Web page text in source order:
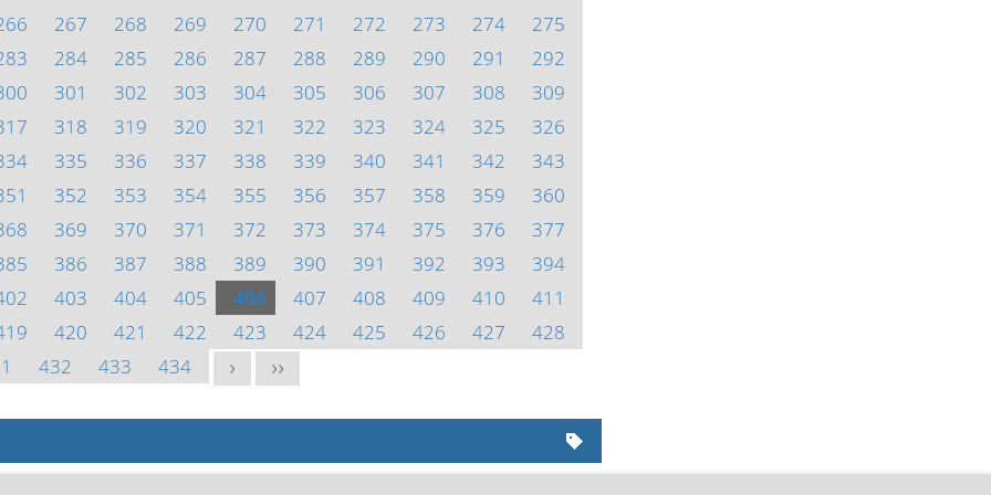
267 268 269 270 271 272 273 274
275
284 285 286 287 288 289 290 291
292
301 302 303 304 305 306 307 308
309
318 319 320 321 322 323 324 325
326
335 336 337 338 339 340 341 342
343
352 353 354 355 356 357 358 359
360
369 370 371 372 373 374 375 376
377
386 387 388 389 390 391 392 393
394
403 404 405 406 407 408 409 410
411
420 421 422 423 424 425 426 427
428
432 433 434 > >>